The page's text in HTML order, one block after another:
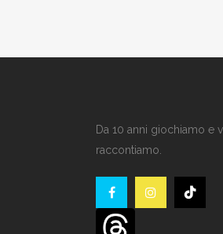
Da 10 anni giochiamo e
raccontiamo.